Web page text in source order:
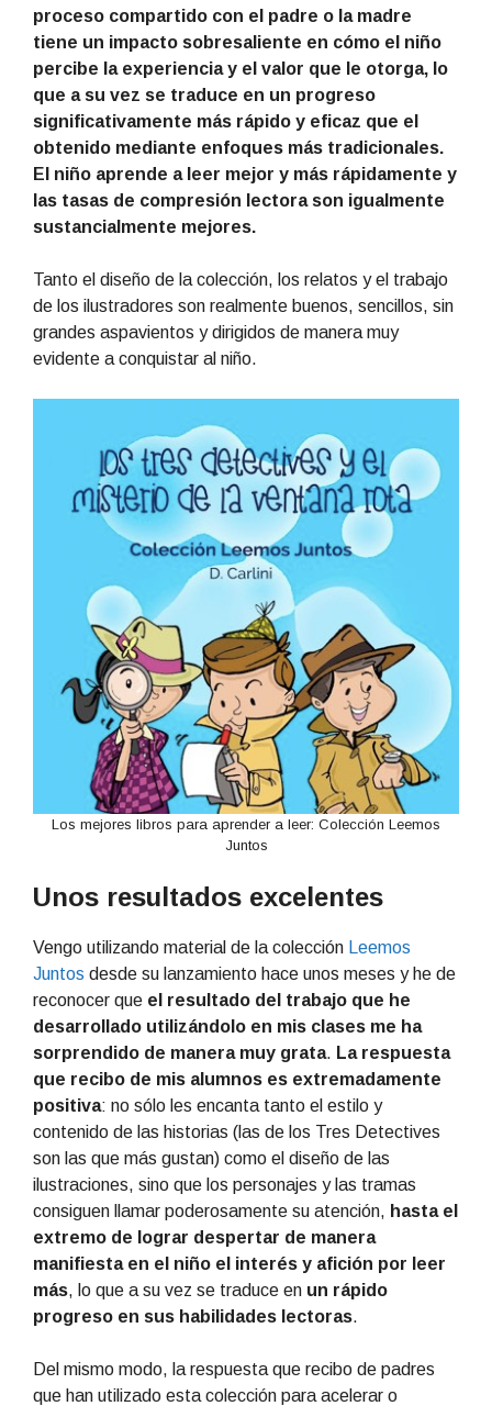
proceso compartido con el padre o la madre
tiene un impacto sobresaliente en cómo el niño
percibe la experiencia y el valor que le otorga, lo
que a su vez se traduce en un progreso
significativamente más rápido y eficaz que el
obtenido mediante enfoques más tradicionales.
El niño aprende a leer mejor y más rápidamente y
las tasas de compresión lectora son igualmente
sustancialmente mejores.
Tanto el diseño de la colección, los relatos y el trabajo
de los ilustradores son realmente buenos, sencillos, sin
grandes aspavientos y dirigidos de manera muy
evidente a conquistar al niño.
Los mejores libros para aprender a leer: Colección Leemos
Juntos
Unos resultados excelentes
Vengo utilizando material de la colección
Leemos
Juntos desde su lanzamiento hace unos meses y he de
reconocer que el resultado del trabajo que he
desarrollado utilizándolo en mis clases me ha
sorprendido de manera muy grata. La respuesta
que recibo de mis alumnos es extremadamente
positiva: no sólo les encanta tanto el estilo y
contenido de las historias (las de los Tres Detectives
son las que más gustan) como el diseño de las
ilustraciones, sino que los personajes y las tramas
consiguen llamar poderosamente su atención, hasta el
extremo de lograr despertar de manera
manifiesta en el niño el interés y afición por leer
más, lo que a su vez se traduce en un rápido
progreso en sus habilidades lectoras.
Del mismo modo, la respuesta que recibo de padres
que han utilizado esta colección para acelerar o